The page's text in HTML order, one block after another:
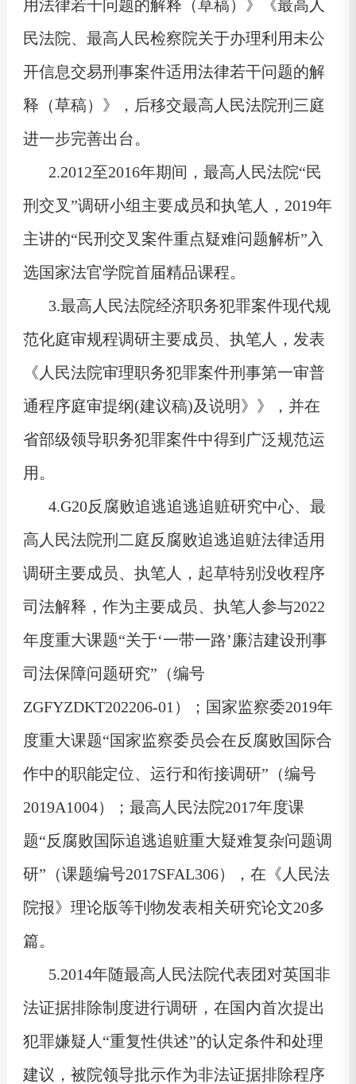
用法律若干问题的解释（草稿）》《最高人
民法院、最高人民检察院关于办理利用未公
开信息交易刑事案件适用法律若干问题的解
释（草稿）》，后移交最高人民法院刑三庭
进一步完善出台。
2.2012至2016年期间，最高人民法院“民
刑交叉”调研小组主要成员和执笔人，2019年
主讲的“民刑交叉案件重点疑难问题解析”入
选国家法官学院首届精品课程。
3.最高人民法院经济职务犯罪案件现代规
范化庭审规程调研主要成员、执笔人，发表
《人民法院审理职务犯罪案件刑事第一审普
通程序庭审提纲(建议稿)及说明》》，并在
省部级领导职务犯罪案件中得到广泛规范运
用。
4.G20反腐败追逃追逃追赃研究中心、最
高人民法院刑二庭反腐败追逃追赃法律适用
调研主要成员、执笔人，起草特别没收程序
司法解释，作为主要成员、执笔人参与2022
年度重大课题“关于‘一带一路’廉洁建设刑事
司法保障问题研究”（编号
ZGFYZDKT202206-01）；国家监察委2019年
度重大课题“国家监察委员会在反腐败国际合
作中的职能定位、运行和衔接调研”（编号
2019A1004）；最高人民法院2017年度课
题“反腐败国际追逃追赃重大疑难复杂问题调
研”（课题编号2017SFAL306），在《人民法
院报》理论版等刊物发表相关研究论文20多
篇。
5.2014年随最高人民法院代表团对英国非
法证据排除制度进行调研，在国内首次提出
犯罪嫌疑人“重复性供述”的认定条件和处理
建议，被院领导批示作为非法证据排除程序